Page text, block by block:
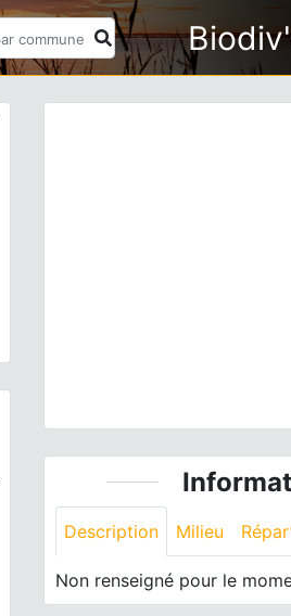
Description Milieu
Non renseigné pour le